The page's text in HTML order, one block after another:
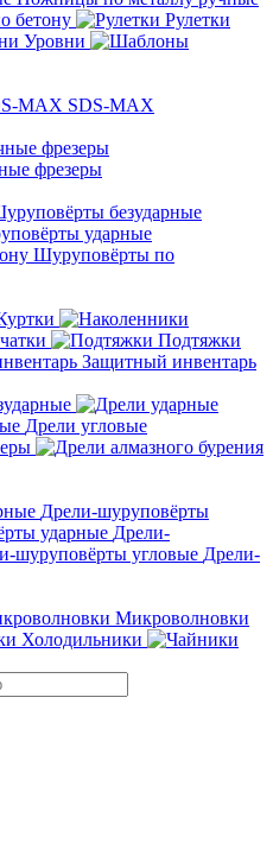
бетону
Рулетки
Уровни
SDS-MAX
фрезеры
фрезеры
безударные
ударные
Шуруповёрты по
Подтяжки
Защитный инвентарь
Дрели угловые
Дрели-шуруповёрты
Дрели-
Дрели-
Микроволновки
Холодильники